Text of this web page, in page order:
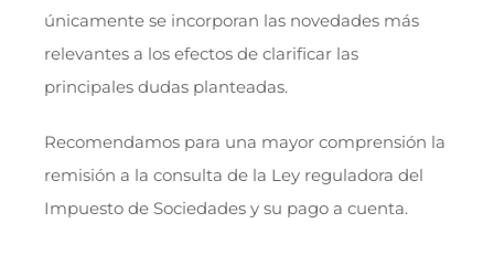
únicamente se incorporan las novedades más
relevantes a los efectos de clarificar las
principales dudas planteadas.
Recomendamos para una mayor comprensión la
remisión a la consulta de la Ley reguladora del
Impuesto de Sociedades y su pago a cuenta.